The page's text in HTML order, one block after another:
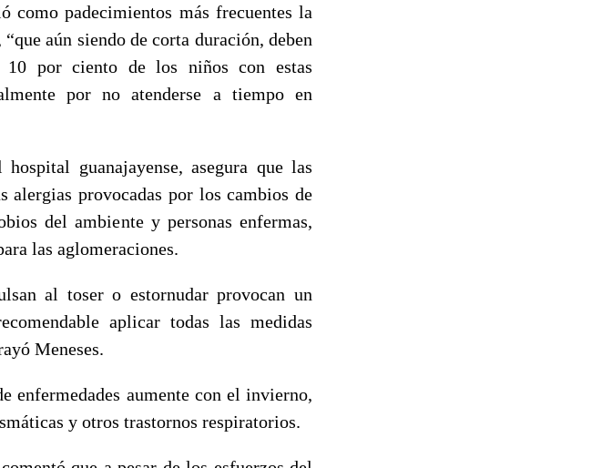
como padecimientos más frecuentes la
aún siendo de corta duración, deben
10 por ciento de los niños con estas
por no atenderse a tiempo en
guanajayense, asegura que las
alergias provocadas por los cambios de
del ambiente y personas enfermas,
las aglomeraciones.
al toser o estornudar provocan un
aplicar todas las medidas
Meneses.
enfermedades aumente con el invierno,
y otros trastornos respiratorios.